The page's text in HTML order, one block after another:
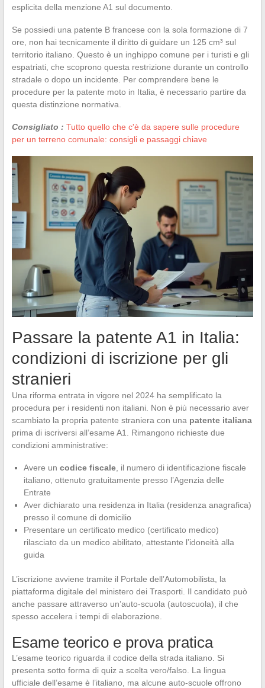
esplicita della menzione A1 sul documento.
Se possiedi una patente B francese con la sola formazione di 7
ore, non hai tecnicamente il diritto di guidare un 125 cm³ sul
territorio italiano. Questo è un inghippo comune per i turisti e gli
espatriati, che scoprono questa restrizione durante un controllo
stradale o dopo un incidente. Per comprendere bene le
procedure per la patente moto in Italia, è necessario partire da
questa distinzione normativa.
Consigliato : Tutto quello che c'è da sapere sulle procedure
per un terreno comunale: consigli e passaggi chiave
Passare la patente A1 in Italia:
condizioni di iscrizione per gli
stranieri
Una riforma entrata in vigore nel 2024 ha semplificato la
procedura per i residenti non italiani. Non è più necessario aver
scambiato la propria patente straniera con una patente italiana
prima di iscriversi all’esame A1. Rimangono richieste due
condizioni amministrative:
Avere un codice fiscale, il numero di identificazione fiscale
italiano, ottenuto gratuitamente presso l’Agenzia delle
Entrate
Aver dichiarato una residenza in Italia (residenza anagrafica)
presso il comune di domicilio
Presentare un certificato medico (certificato medico)
rilasciato da un medico abilitato, attestante l’idoneità alla
guida
L’iscrizione avviene tramite il Portale dell’Automobilista, la
piattaforma digitale del ministero dei Trasporti. Il candidato può
anche passare attraverso un’auto-scuola (autoscuola), il che
spesso accelera i tempi di elaborazione.
Esame teorico e prova pratica
L’esame teorico riguarda il codice della strada italiano. Si
presenta sotto forma di quiz a scelta vero/falso. La lingua
ufficiale dell’esame è l’italiano, ma alcune auto-scuole offrono